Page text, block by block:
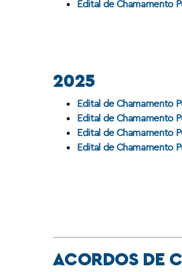
Edital de Chamamento
2025
Edital de Chamamento
Edital de Chamamento
Edital de Chamamento
Edital de Chamamento
ACORDOS DE